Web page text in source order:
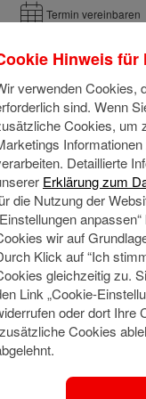
Termin vereinbaren
mich
genieße es, in
im
Media
Hinweis für
verwenden Cookies,
sind. Wenn
Cookies, um
Detaillierte
Erklärung zum
die Nutzung der
wir auf
Klick auf “Ich
gleichzeitig zu.
Link „Cookie-
oder dort Ihre
Cookies